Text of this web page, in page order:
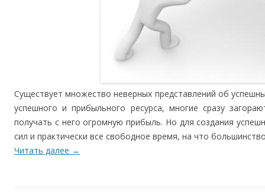
Существует множество неверных представлений об
успешного и прибыльного ресурса, многие сразу
получать с него огромную прибыль. Но для создания
сил и практически все свободное время, на что
Читать далее →